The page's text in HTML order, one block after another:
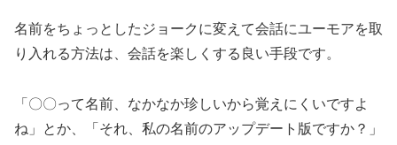
名前をちょっとしたジョークに変えて会話にユーモアを取
り入れる方法は、会話を楽しくする良い手段です。
「〇〇って名前、なかなか珍しいから覚えにくいですよ
ね」とか、「それ、私の名前のアップデート版ですか？」